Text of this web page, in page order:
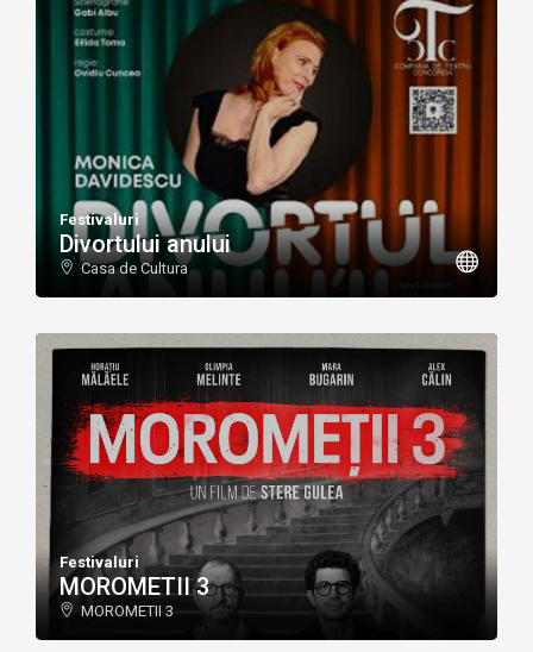
Festivaluri
Divortului anului
Casa de Cultura
Festivaluri
MOROMETII 3
MOROMETII 3